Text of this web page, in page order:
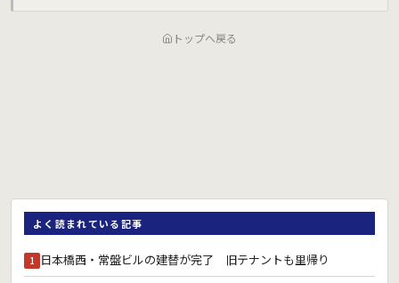
トップへ戻る
よく読まれている記事
1 日本橋西・常盤ビルの建替が完了 旧テナントも里帰り